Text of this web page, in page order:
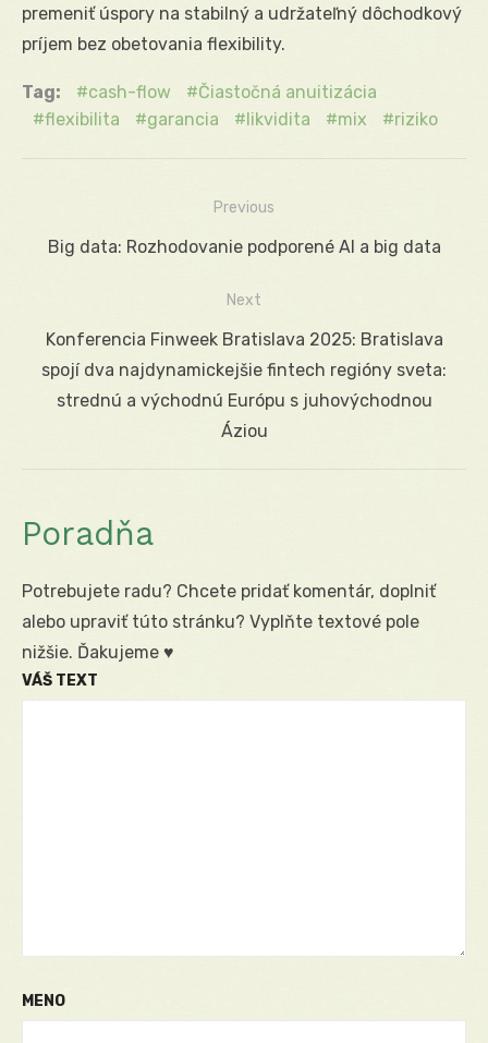
premeniť úspory na stabilný a udržateľný dôchodkový
príjem bez obetovania flexibility.
Tag: cash-flow
Čiastočná anuitizácia
flexibilita
garancia likvidita mix riziko
Navigácia
Previous
Previous
Big data: Rozhodovanie podporené AI a big data
Next
Next
post:
Konferencia Finweek Bratislava 2025: Bratislava
spojí dva najdynamickejšie fintech regióny sveta:
strednú a východnú Európu s juhovýchodnou
Áziou
Poradňa
Potrebujete radu? Chcete pridať komentár, doplniť
alebo upraviť túto stránku? Vyplňte textové pole
nižšie. Ďakujeme ♥
VÁŠ TEXT
MENO